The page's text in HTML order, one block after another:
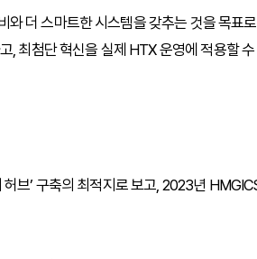
와 더 스마트한 시스템을 갖추는 것을 목표로
, 최첨단 혁신을 실제 HTX 운영에 적용할 수
브’ 구축의 최적지로 보고, 2023년